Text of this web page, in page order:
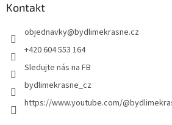
Kontakt
objednavky@bydlimekrasne.cz
+420 604 553 164
Sledujte nás na FB
bydlimekrasne_cz
https://www.youtube.com/